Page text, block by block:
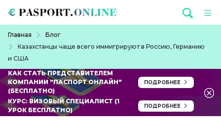
Главная
Блог
Казахстанцы чаще всего иммигрируют в Россию, Германию
и США
КАК СТАТЬ ПРЕДСТАВИТЕЛЕМ
КОМПАНИИ "ПАСПОРТ ОНЛАЙН"
(БЕСПЛАТНО)
ПОДРОБНЕЕ
КУРС: ВИЗОВЫЙ СПЕЦИАЛИСТ (1
УРОК БЕСПЛАТНО)
ПОДРОБНЕЕ